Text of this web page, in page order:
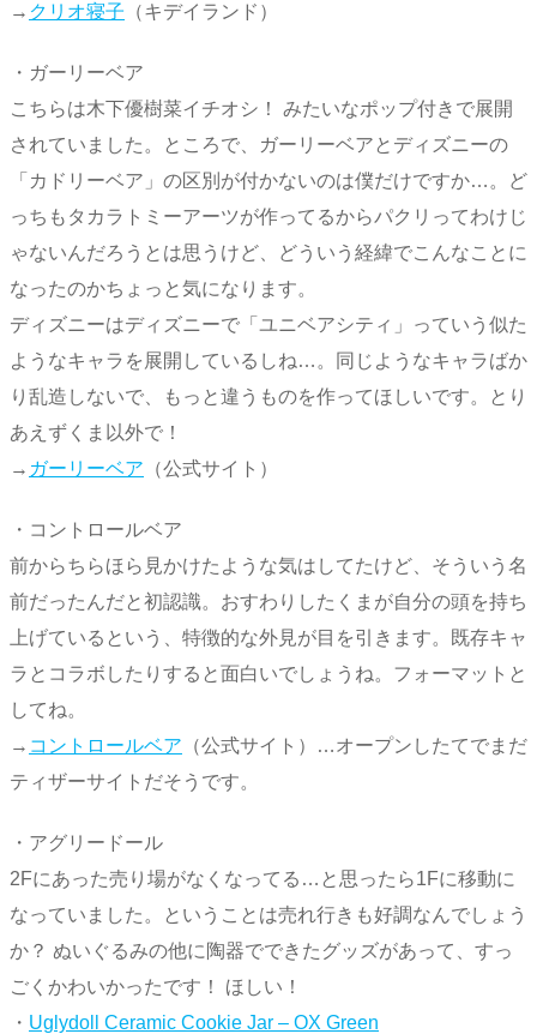
→ クリオ寝子 （キデイランド）
・ガーリーベア
こちらは木下優樹菜イチオシ！ みたいなポップ付きで展開
されていました。ところで、ガーリーベアとディズニーの
「カドリーベア」の区別が付かないのは僕だけですか…。ど
っちもタカラトミーアーツが作ってるからパクリってわけじ
ゃないんだろうとは思うけど、どういう経緯でこんなことに
なったのかちょっと気になります。
ディズニーはディズニーで「ユニベアシティ」っていう似た
ようなキャラを展開しているしね…。同じようなキャラばか
り乱造しないで、もっと違うものを作ってほしいです。とり
あえずくま以外で！
→ ガーリーベア （公式サイト）
・コントロールベア
前からちらほら見かけたような気はしてたけど、そういう名
前だったんだと初認識。おすわりしたくまが自分の頭を持ち
上げているという、特徴的な外見が目を引きます。既存キャ
ラとコラボしたりすると面白いでしょうね。フォーマットと
してね。
→ コントロールベア （公式サイト）…オープンしたてでまだ
ティザーサイトだそうです。
・アグリードール
2Fにあった売り場がなくなってる…と思ったら1Fに移動に
なっていました。ということは売れ行きも好調なんでしょう
か？ ぬいぐるみの他に陶器でできたグッズがあって、すっ
ごくかわいかったです！ ほしい！
・ Uglydoll Ceramic Cookie Jar – OX Green